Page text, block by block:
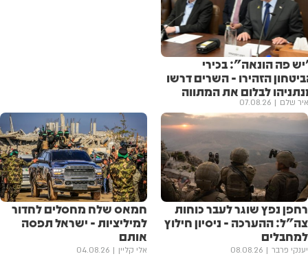
פה הונאה": בכירי
הזהירו - השרים דרשו
לבלום את המתווה
שלם 07.08.26
רחפן נפץ שוגר לעבר כוחות
צה"ל: ההערכה - ניסיון חילוץ
למחבלים
יענקי פרבר 08.08.26
חמאס שלח מחסלים לחדור
למיליציות - ישראל תפסה
אותם
אלי קליין 04.08.26